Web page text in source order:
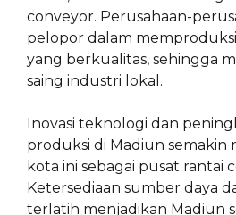
conveyor. Perusahaan-
pelopor dalam
yang berkualitas, sehingga
saing industri lokal.
Inovasi teknologi dan
produksi di Madiun semakin
kota ini sebagai pusat rantai
Ketersediaan sumber daya
terlatih menjadikan Madiun